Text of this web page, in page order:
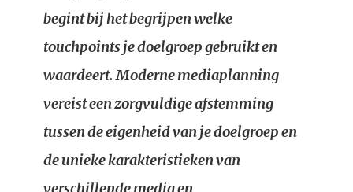
begint bij het begrijpen welke
touchpoints je doelgroep gebruikt en
waardeert. Moderne mediaplanning
vereist een zorgvuldige afstemming
tussen de eigenheid van je doelgroep en
de unieke karakteristieken van